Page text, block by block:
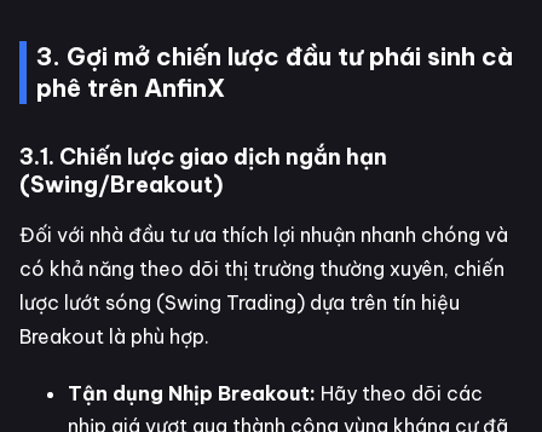
3. Gợi mở chiến lược đầu tư phái sinh cà
phê trên AnfinX
3.1. Chiến lược giao dịch ngắn hạn
(Swing/Breakout)
Đối với nhà đầu tư ưa thích lợi nhuận nhanh chóng và
có khả năng theo dõi thị trường thường xuyên, chiến
lược lướt sóng (Swing Trading) dựa trên tín hiệu
Breakout là phù hợp.
Tận dụng Nhịp Breakout: Hãy theo dõi các
nhịp giá vượt qua thành công vùng kháng cự đã